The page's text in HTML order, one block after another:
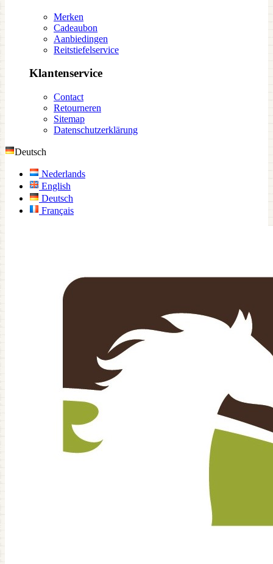
Merken
Cadeaubon
Aanbiedingen
Reitstiefelservice
Klantenservice
Contact
Retourneren
Sitemap
Datenschutzerklärung
Deutsch
Nederlands
English
Deutsch
Français